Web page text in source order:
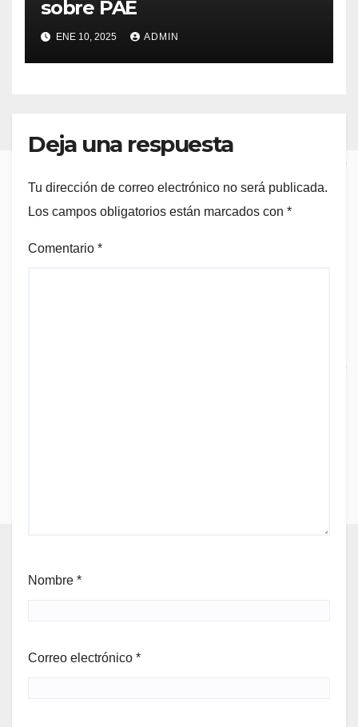
sobre PAE
ENE 10, 2025 ADMIN
Deja una respuesta
Tu dirección de correo electrónico no será publicada.
Los campos obligatorios están marcados con *
Comentario *
Nombre *
Correo electrónico *